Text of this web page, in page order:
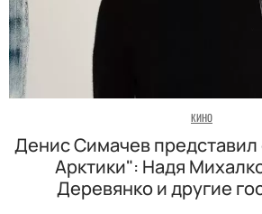
КИНО
Денис Симачев
Арктики": Надя
Деревянко и другие